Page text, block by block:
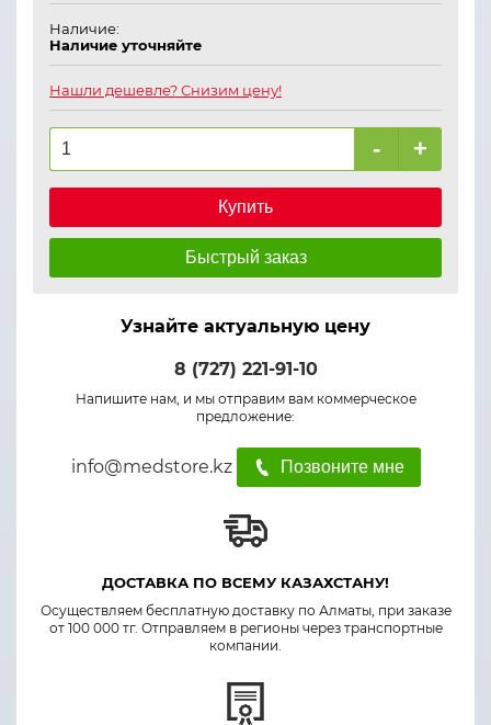
Наличие:
Наличие уточняйте
Нашли дешевле? Снизим цену!
- +
Купить
Быстрый заказ
Узнайте актуальную цену
8 (727) 221-91-10
Напишите нам, и мы отправим вам коммерческое
предложение:
info@medstore.kz Позвоните мне
ДОСТАВКА ПО ВСЕМУ КАЗАХСТАНУ!
Осуществляем бесплатную доставку по Алматы, при заказе
от 100 000 тг. Отправляем в регионы через транспортные
компании.